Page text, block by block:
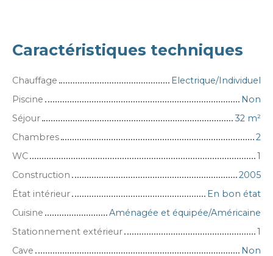
Caractéristiques techniques
Chauffage
Electrique/Individuel
Piscine
Non
Séjour
32 m²
Chambres
2
WC
1
Construction
2005
État intérieur
En bon état
Cuisine
Aménagée et équipée/Américaine
Stationnement extérieur
1
Cave
Non